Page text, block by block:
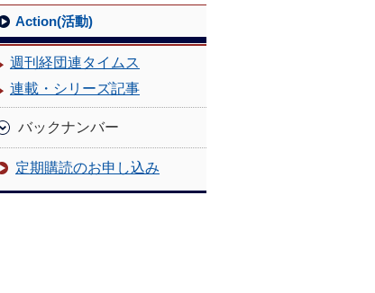
Action(活動)
週刊経団連タイムス
連載・シリーズ記事
バックナンバー
定期購読のお申し込み